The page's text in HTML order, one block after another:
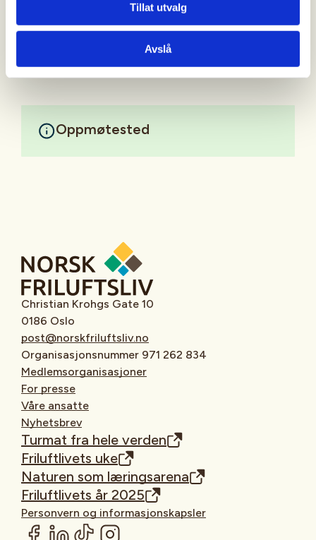
Tillat utvalg
Avslå
Oppmøtested
Christian Krohgs Gate 10
0186 Oslo
post@norskfriluftsliv.no
Organisasjonsnummer 971 262 834
Medlemsorganisasjoner
For presse
Våre ansatte
Nyhetsbrev
Turmat fra hele verden
Friluftlivets uke
Naturen som læringsarena
Friluftlivets år 2025
Personvern og informasjonskapsler